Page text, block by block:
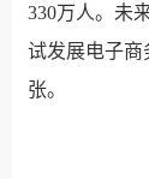
330万人。未
试发展电子商
张。